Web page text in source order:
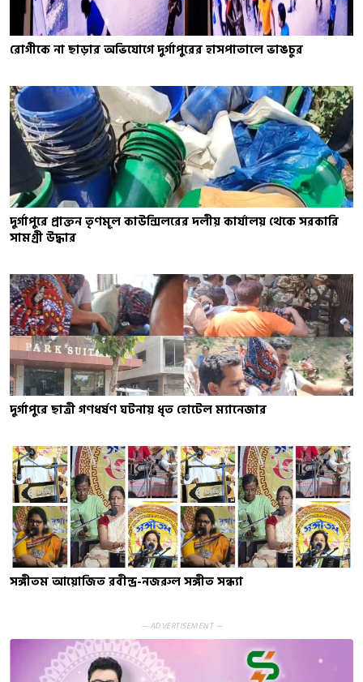
রোগীকে না ছাড়ার অভিযোগে দুর্গাপুরের হাসপাতালে ভাঙচুর
দুর্গাপুরে প্রাক্তন তৃণমূল কাউন্সিলরের দলীয় কার্যালয় থেকে সরকারি
সামগ্রী উদ্ধার
দুর্গাপুরে ছাত্রী গণধর্ষণ ঘটনায় ধৃত হোটেল ম্যানেজার
সঙ্গীতম আয়োজিত রবীন্দ্র-নজরুল সঙ্গীত সন্ধ্যা
— ADVERTISEMENT —